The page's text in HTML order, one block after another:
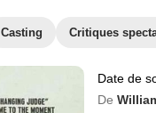
Casting Critiques
Date de
De